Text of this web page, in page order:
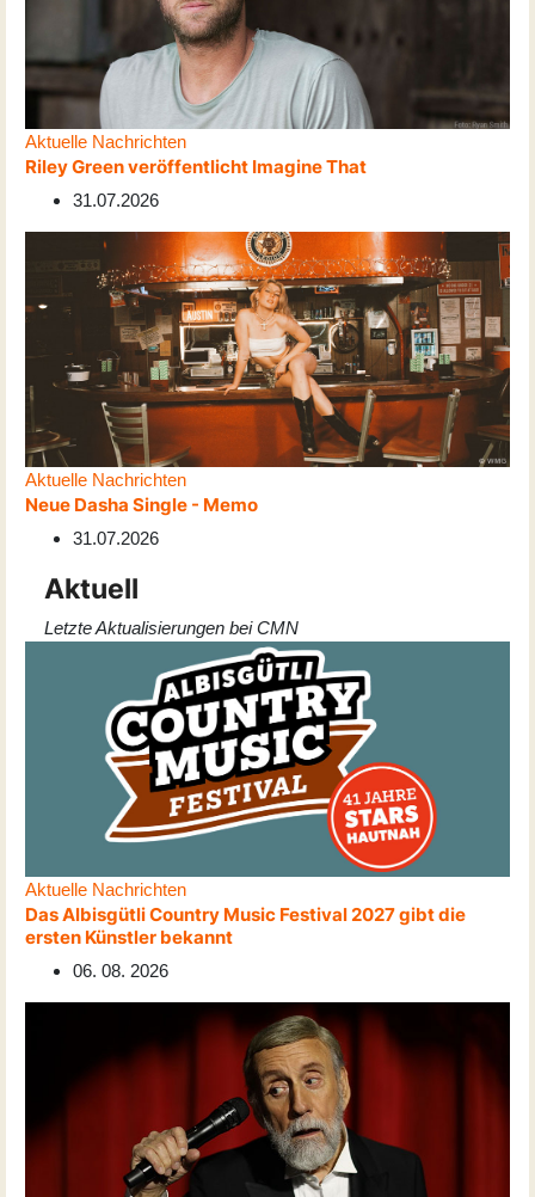
Aktuelle Nachrichten
Riley Green veröffentlicht Imagine That
31.07.2026
Aktuelle Nachrichten
Neue Dasha Single - Memo
31.07.2026
Aktuell
Letzte Aktualisierungen bei CMN
Aktuelle Nachrichten
Das Albisgütli Country Music Festival 2027 gibt die
ersten Künstler bekannt
06. 08. 2026